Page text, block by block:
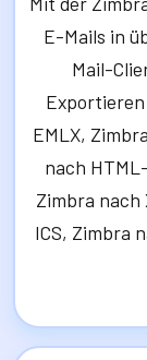
E-Mails in
Mail-
EMLX,
nach
Zimbra nach
ICS, Zimbra